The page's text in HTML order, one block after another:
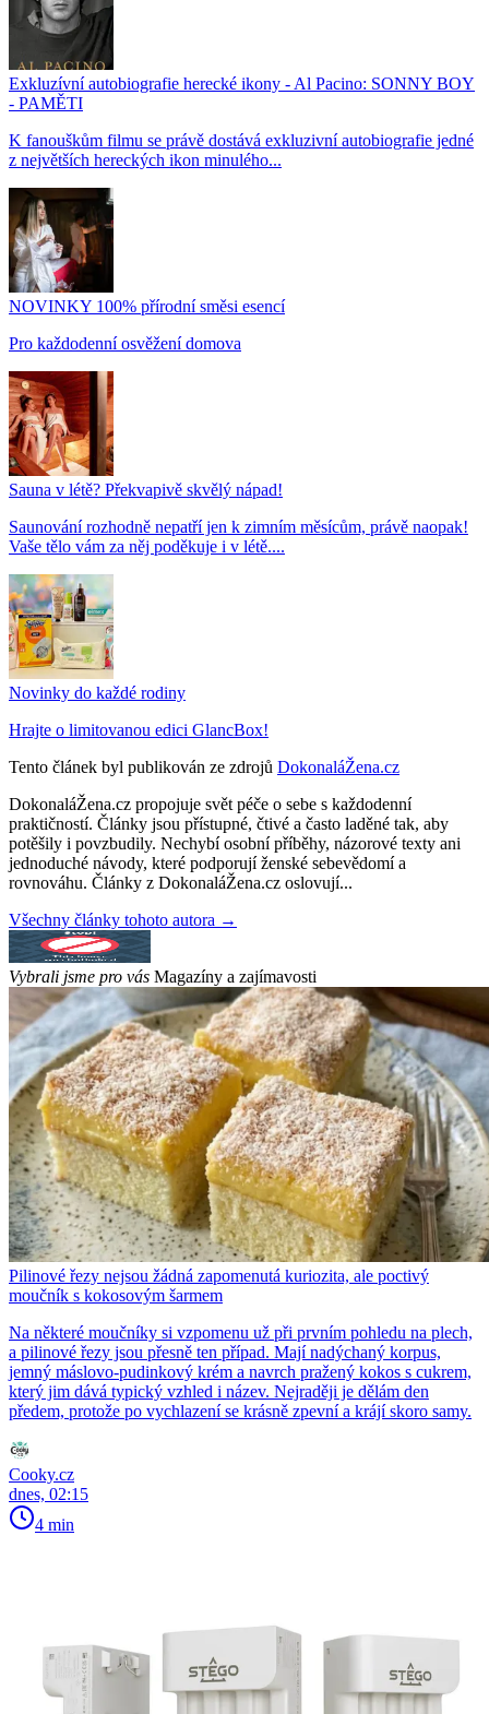
Exkluzívní autobiografie herecké ikony - Al Pacino: SONNY BOY
- PAMĚTI
K fanouškům filmu se právě dostává exkluzivní autobiografie jedné
z největších hereckých ikon minulého...
NOVINKY 100% přírodní směsi esencí
Pro každodenní osvěžení domova
Sauna v létě? Překvapivě skvělý nápad!
Saunování rozhodně nepatří jen k zimním měsícům, právě naopak!
Vaše tělo vám za něj poděkuje i v létě....
Novinky do každé rodiny
Hrajte o limitovanou edici GlancBox!
Tento článek byl publikován ze zdrojů DokonaláŽena.cz
DokonaláŽena.cz propojuje svět péče o sebe s každodenní
praktičností. Články jsou přístupné, čtivé a často laděné tak, aby
potěšily i povzbudily. Nechybí osobní příběhy, názorové texty ani
jednoduché návody, které podporují ženské sebevědomí a
rovnováhu. Články z DokonaláŽena.cz oslovují...
Všechny články tohoto autora →
Vybrali jsme pro vás Magazíny a zajímavosti
Pilinové řezy nejsou žádná zapomenutá kuriozita, ale poctivý
moučník s kokosovým šarmem
Na některé moučníky si vzpomenu už při prvním pohledu na plech,
a pilinové řezy jsou přesně ten případ. Mají nadýchaný korpus,
jemný máslovo-pudinkový krém a navrch pražený kokos s cukrem,
který jim dává typický vzhled i název. Nejraději je dělám den
předem, protože po vychlazení se krásně zpevní a krájí skoro samy.
Cooky.cz
dnes, 02:15
4 min